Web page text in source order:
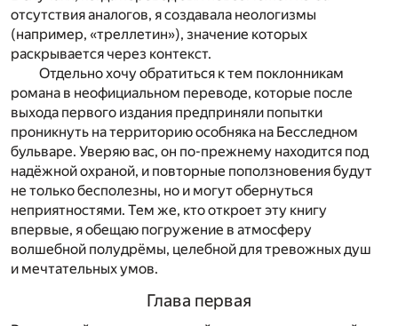
отсутствия аналогов, я создавала неологизмы
(например, «треллетин»), значение которых
раскрывается через контекст.
Отдельно хочу обратиться к тем поклонникам
романа в неофициальном переводе, которые после
выхода первого издания предприняли попытки
проникнуть на территорию особняка на Бесследном
бульваре. Уверяю вас, он по-прежнему находится под
надёжной охраной, и повторные поползновения будут
не только бесполезны, но и могут обернуться
неприятностями. Тем же, кто откроет эту книгу
впервые, я обещаю погружение в атмосферу
волшебной полудрёмы, целебной для тревожных душ
и мечтательных умов.
Глава первая